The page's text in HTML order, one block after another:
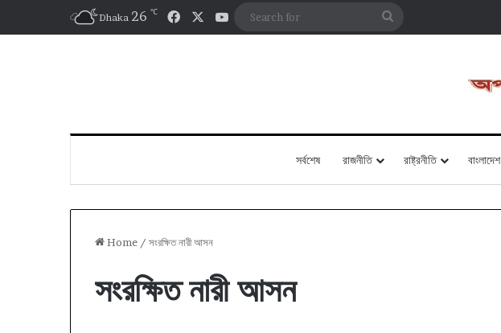
Dhaka 26 ℃ FacebookYouTube
সর্বশেষ রাজনীতি রাষ্ট্রনীতি বাংলাদেশ
Home / সংরক্ষিত নারী আসন
সংরক্ষিত নারী আসন